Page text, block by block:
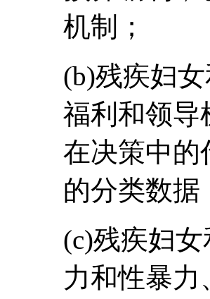
机制；
(b)残疾妇
福利和领导
在决策中的
的分类数据
(c)残疾妇
力和性暴